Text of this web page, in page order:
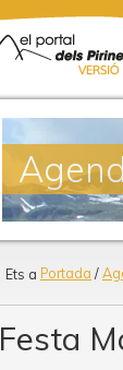
Ets a Portada /
Festa